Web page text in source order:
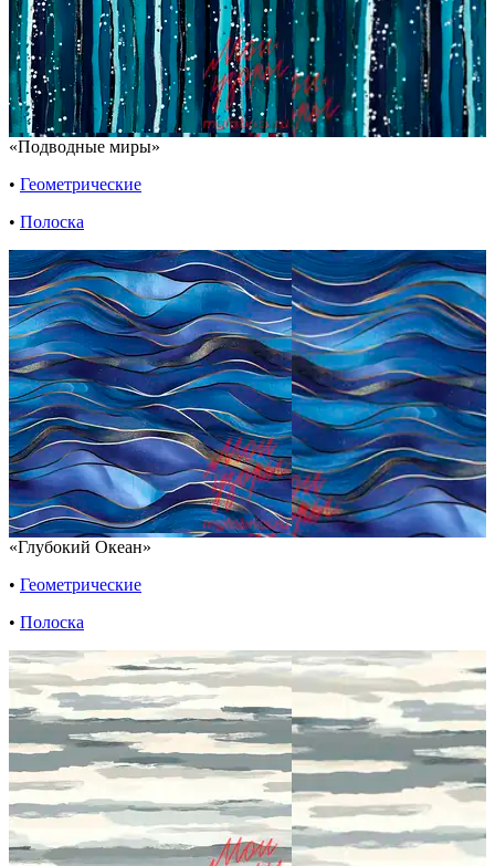
«Подводные миры»
• Геометрические
• Полоска
«Глубокий Океан»
• Геометрические
• Полоска